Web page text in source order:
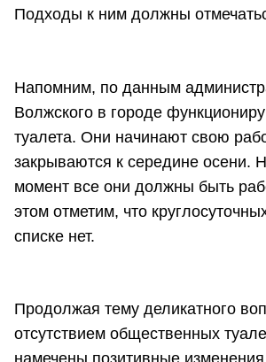
Подходы к ним должны
Напомним, по данным
Волжского в городе
туалета. Они начинают свою
закрываются к середине осени.
момент все они должны быть
этом отметим, что
списке нет.
Продолжая тему деликатного
отсутствием общественных